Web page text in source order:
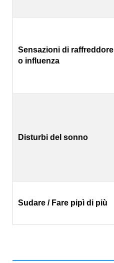
Sensazioni di raffreddore
o influenza
Disturbi del sonno
Sudare / Fare pipì di più